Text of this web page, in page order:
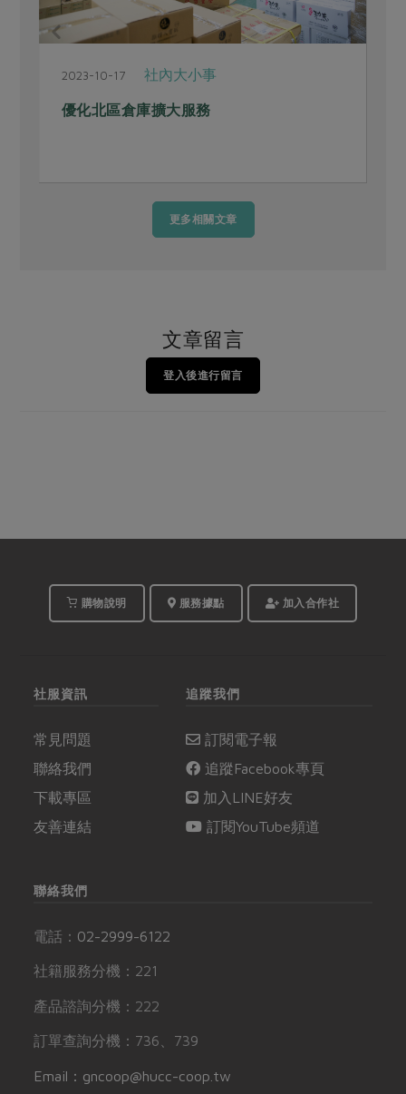
2023-10-17 社內大小事
優化北區倉庫擴大服務
更多相關文章
文章留言
登入後進行留言
購物說明 服務據點 加入合作社
社服資訊
常見問題
聯絡我們
下載專區
友善連結
追蹤我們
訂閱電子報
追蹤Facebook專頁
加入LINE好友
訂閱YouTube頻道
聯絡我們
電話： 02-2999-6122
社籍服務分機：221
產品諮詢分機：222
訂單查詢分機：736、739
Email：gncoop@hucc-coop.tw